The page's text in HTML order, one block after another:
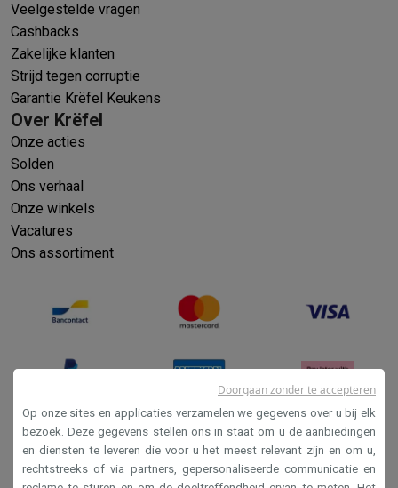
Veelgestelde vragen
Cashbacks
Zakelijke klanten
Strijd tegen corruptie
Garantie Krëfel Keukens
Over Krëfel
Onze acties
Solden
Ons verhaal
Onze winkels
Vacatures
Ons assortiment
Verkoopsvoorwaarden
Privacy
Op onze sites en applicaties verzamelen we gegevens over u bij elk
bezoek. Deze gegevens stellen ons in staat om u de aanbiedingen
en diensten te leveren die voor u het meest relevant zijn en om u,
rechtstreeks of via partners, gepersonaliseerde communicatie en
Doorgaan zonder te accepteren